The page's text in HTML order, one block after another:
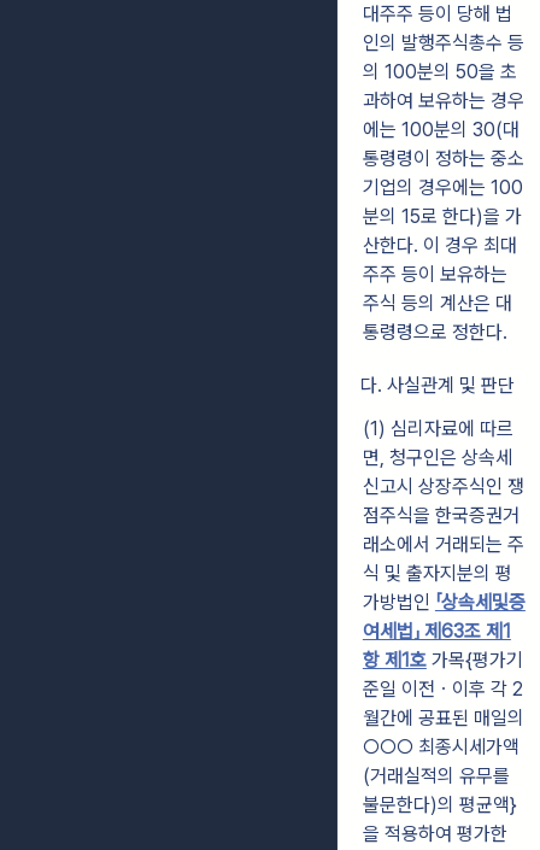
대주주 등이 당해 법
인의 발행주식총수 등
의 100분의 50을 초
과하여 보유하는 경우
에는 100분의 30(대
통령령이 정하는 중소
기업의 경우에는 100
분의 15로 한다)을 가
산한다. 이 경우 최대
주주 등이 보유하는
주식 등의 계산은 대
통령령으로 정한다.
다. 사실관계 및 판단
(1) 심리자료에 따르
면, 청구인은 상속세
신고시 상장주식인 쟁
점주식을 한국증권거
래소에서 거래되는 주
식 및 출자지분의 평
가방법인 「상속세및증
여세법」 제63조 제1
항 제1호가목{평가기
준일 이전ㆍ이후 각 2
월간에 공표된 매일의
○○○ 최종시세가액
(거래실적의 유무를
불문한다)의 평균액}
을 적용하여 평가한